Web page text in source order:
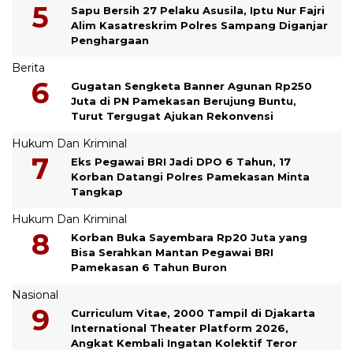
Sapu Bersih 27 Pelaku Asusila, Iptu Nur Fajri
Alim Kasatreskrim Polres Sampang Diganjar
Penghargaan
Berita
Gugatan Sengketa Banner Agunan Rp250
Juta di PN Pamekasan Berujung Buntu,
Turut Tergugat Ajukan Rekonvensi
Hukum Dan Kriminal
Eks Pegawai BRI Jadi DPO 6 Tahun, 17
Korban Datangi Polres Pamekasan Minta
Tangkap
Hukum Dan Kriminal
Korban Buka Sayembara Rp20 Juta yang
Bisa Serahkan Mantan Pegawai BRI
Pamekasan 6 Tahun Buron
Nasional
Curriculum Vitae, 2000 Tampil di Djakarta
International Theater Platform 2026,
Angkat Kembali Ingatan Kolektif Teror